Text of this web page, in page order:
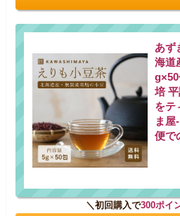
あず
海道
培
をテ
ま屋
便で
＼初回購入で300ポイ